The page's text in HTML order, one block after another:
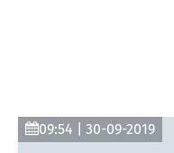
09:54 | 30-09-2019